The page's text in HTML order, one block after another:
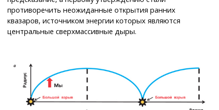
противоречить неожиданные открытия ранних
квазаров, источником энергии которых являются
центральные сверхмассивные дыры.